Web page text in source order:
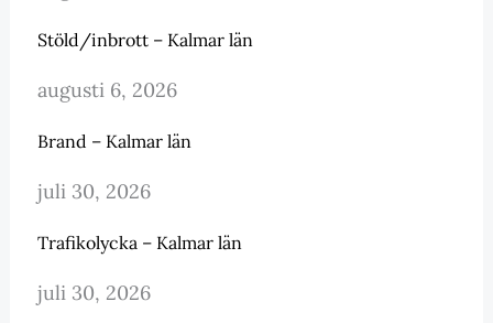
Stöld/inbrott – Kalmar län
augusti 6, 2026
Brand – Kalmar län
juli 30, 2026
Trafikolycka – Kalmar län
juli 30, 2026